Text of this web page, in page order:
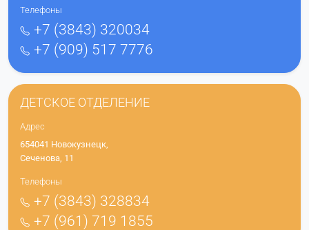
Телефоны
+7 (3843) 320034
+7 (909) 517 7776
ДЕТСКОЕ ОТДЕЛЕНИЕ
Адрес
654041 Новокузнецк,
Сеченова, 11
Телефоны
+7 (3843) 328834
+7 (961) 719 1855